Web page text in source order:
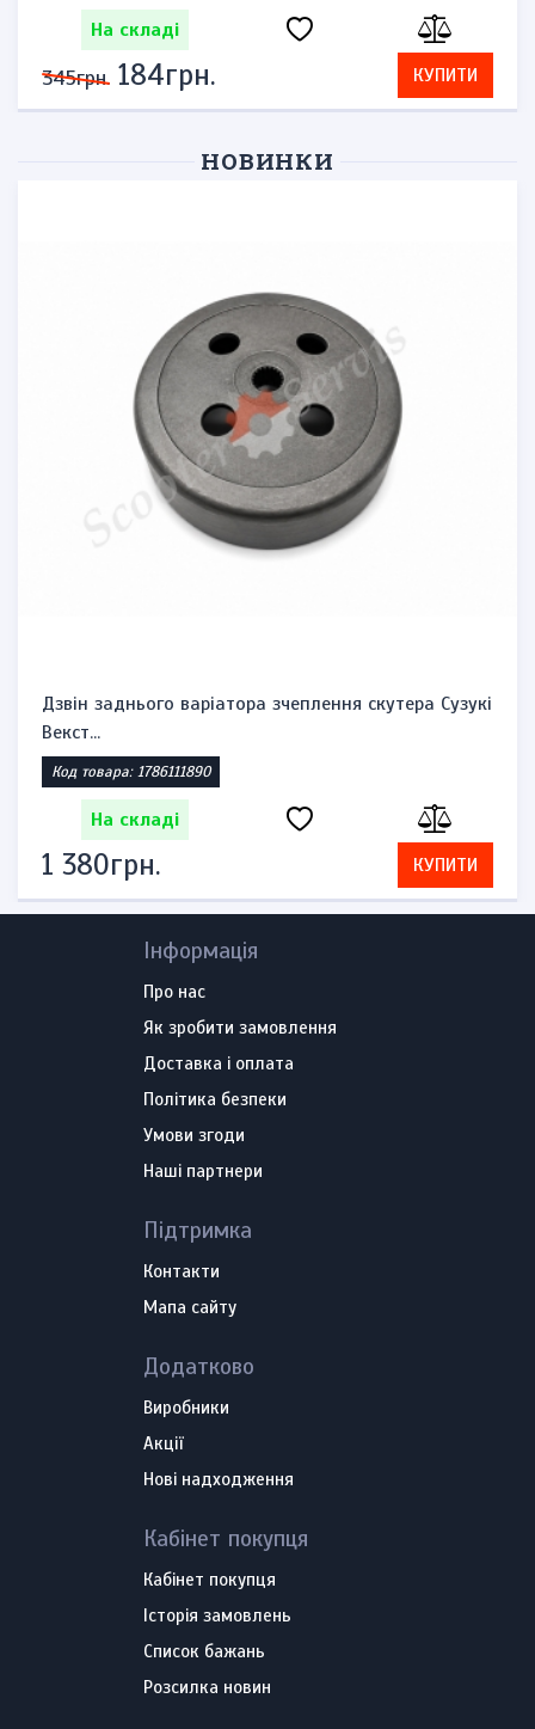
На складі
345грн. 184грн. КУПИТИ
НОВИНКИ
Дзвін заднього варіатора зчеплення скутера Сузукі
Векст...
Код товара: 1786111890
На складі
1 380грн. КУПИТИ
Інформація
Про нас
Як зробити замовлення
Доставка і оплата
Політика безпеки
Умови згоди
Наші партнери
Підтримка
Контакти
Мапа сайту
Додатково
Виробники
Акції
Нові надходження
Кабінет покупця
Кабінет покупця
Історія замовлень
Список бажань
Розсилка новин